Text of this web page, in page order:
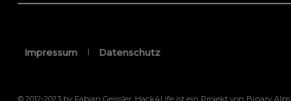
Impressum Datenschutz